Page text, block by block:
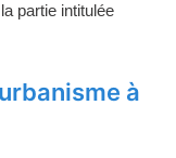
partie intitulée
à